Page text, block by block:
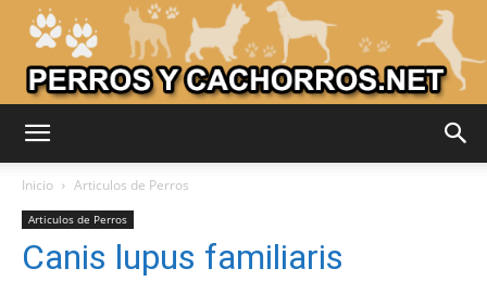
Perros
Inicio Articulos de Perros
Articulos de Perros
Canis lupus familiaris